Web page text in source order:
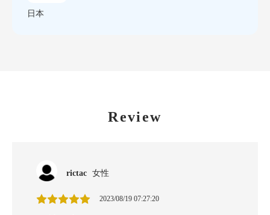
日本
Review
rictac 女性
2023/08/19 07:27:20